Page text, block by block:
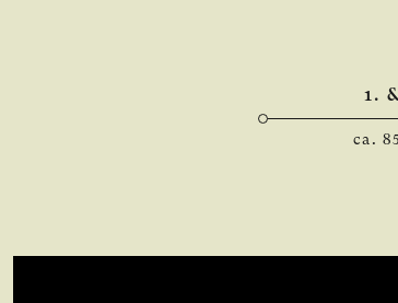
1.
ca.